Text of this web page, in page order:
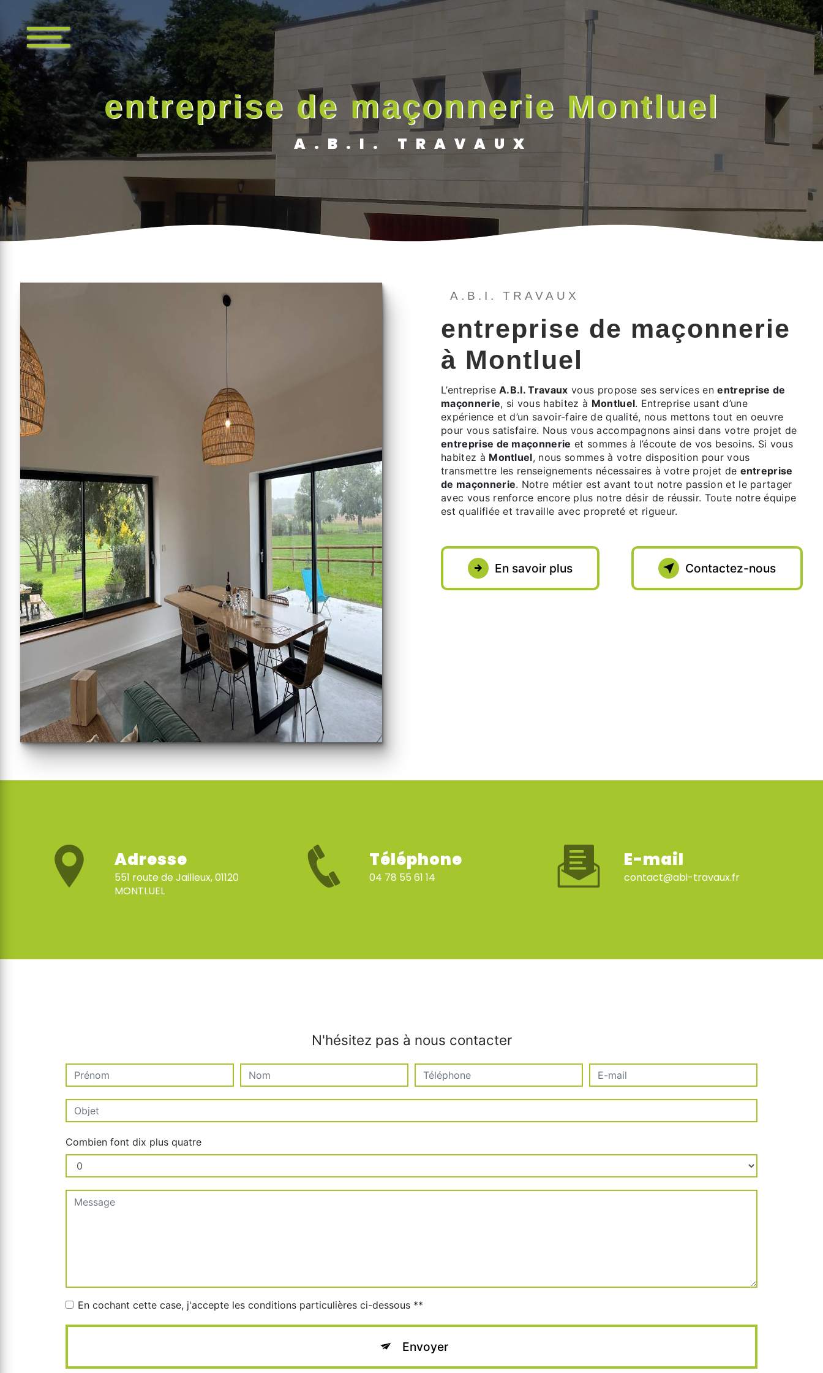
entreprise de maçonnerie Montluel
A.B.I. TRAVAUX
A.B.I. TRAVAUX
entreprise de maçonnerie
à Montluel
L’entrepriseA.B.I. Travaux vous propose ses services enentreprise de
maçonnerie, si vous habitez à Montluel. Entreprise usant d’une
expérience et d’un savoir-faire de qualité, nous mettons tout en oeuvre
pour vous satisfaire. Nous vous accompagnons ainsi dans votre projet de
entreprise de maçonnerie et sommes à l’écoute de vos besoins. Si vous
habitez à Montluel, nous sommes à votre disposition pour vous
transmettre les renseignements nécessaires à votre projet de entreprise
de maçonnerie. Notre métier est avant tout notre passion et le partager
avec vous renforce encore plus notre désir de réussir. Toute notre équipe
est qualifiée et travaille avec propreté et rigueur.
En savoir plus Contactez-nous
Adresse
551 route de Jailleux, 01120
MONTLUEL
Téléphone
04 78 55 61 14
E-mail
contact@abi-travaux.fr
N'hésitez pas à nous contacter
Combien font dix plus quatre
En cochant cette case, j'accepte les conditions particulières ci-dessous **
Envoyer
Panneau de gestion des cookies